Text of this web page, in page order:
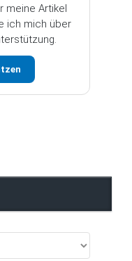
meine Artikel
ich mich über